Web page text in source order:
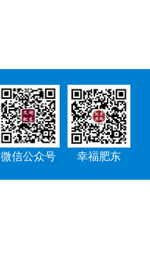
微信公众号 幸福肥东